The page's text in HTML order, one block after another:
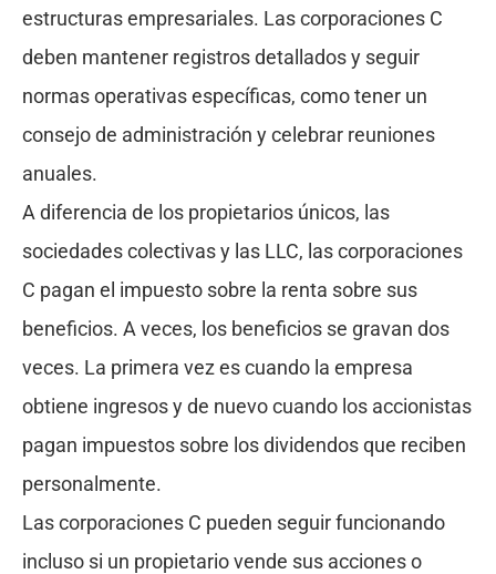
estructuras empresariales. Las corporaciones C
deben mantener registros detallados y seguir
normas operativas específicas, como tener un
consejo de administración y celebrar reuniones
anuales.
A diferencia de los propietarios únicos, las
sociedades colectivas y las LLC, las corporaciones
C pagan el impuesto sobre la renta sobre sus
beneficios. A veces, los beneficios se gravan dos
veces. La primera vez es cuando la empresa
obtiene ingresos y de nuevo cuando los accionistas
pagan impuestos sobre los dividendos que reciben
personalmente.
Las corporaciones C pueden seguir funcionando
incluso si un propietario vende sus acciones o